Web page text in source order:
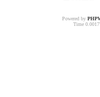
Powered by
Time